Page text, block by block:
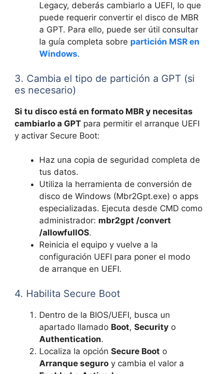
Legacy, deberás cambiarlo a UEFI, lo que
puede requerir convertir el disco de MBR
a GPT. Para ello, puede ser útil consultar
la guía completa sobre partición MSR en
Windows.
3. Cambia el tipo de partición a GPT (si
es necesario)
Si tu disco está en formato MBR y necesitas
cambiarlo a GPT para permitir el arranque UEFI
y activar Secure Boot:
Haz una copia de seguridad completa de
tus datos.
Utiliza la herramienta de conversión de
disco de Windows (Mbr2Gpt.exe) o apps
especializadas. Ejecuta desde CMD como
administrador: mbr2gpt /convert
/allowfullOS.
Reinicia el equipo y vuelve a la
configuración UEFI para poner el modo
de arranque en UEFI.
4. Habilita Secure Boot
Dentro de la BIOS/UEFI, busca un
apartado llamado Boot, Security o
Authentication.
Localiza la opción Secure Boot o
Arranque seguro y cambia el valor a